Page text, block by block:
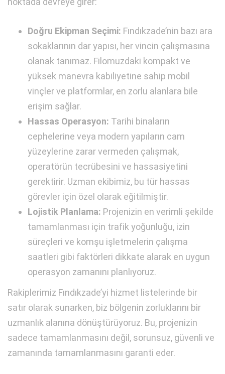
Doğru Ekipman Seçimi: Fındıkzade’nin bazı ara
sokaklarının dar yapısı, her vincin çalışmasına
olanak tanımaz. Filomuzdaki kompakt ve
yüksek manevra kabiliyetine sahip mobil
vinçler ve platformlar, en zorlu alanlara bile
erişim sağlar.
Hassas Operasyon: Tarihi binaların
cephelerine veya modern yapıların cam
yüzeylerine zarar vermeden çalışmak,
operatörün tecrübesini ve hassasiyetini
gerektirir. Uzman ekibimiz, bu tür hassas
görevler için özel olarak eğitilmiştir.
Lojistik Planlama: Projenizin en verimli şekilde
tamamlanması için trafik yoğunluğu, izin
süreçleri ve komşu işletmelerin çalışma
saatleri gibi faktörleri dikkate alarak en uygun
operasyon zamanını planlıyoruz.
Rakiplerimiz Fındıkzade’yi hizmet listelerinde bir
satır olarak sunarken, biz bölgenin zorluklarını bir
uzmanlık alanına dönüştürüyoruz. Bu, projenizin
sadece tamamlanmasını değil, sorunsuz, güvenli ve
zamanında tamamlanmasını garanti eder.